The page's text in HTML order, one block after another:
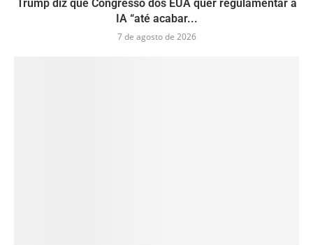
Trump diz que Congresso dos EUA quer regulamentar a
IA “até acabar...
7 de agosto de 2026